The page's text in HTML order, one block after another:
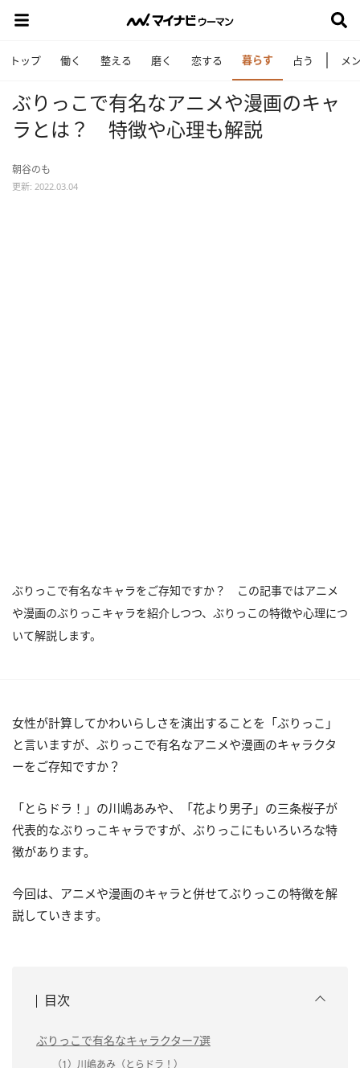
トップ 働く 整える 磨く 恋する 暮らす 占う メ
ぶりっこで有名なアニメや漫画のキャ
ラとは？ 特徴や心理も解説
朝谷のも
更新: 2022.03.04
ぶりっこで有名なキャラをご存知ですか？ この記事ではアニメ
や漫画のぶりっこキャラを紹介しつつ、ぶりっこの特徴や心理につ
いて解説します。
女性が計算してかわいらしさを演出することを「ぶりっこ」
と言いますが、ぶりっこで有名なアニメや漫画のキャラクタ
ーをご存知ですか？
「とらドラ！」の川嶋あみや、「花より男子」の三条桜子が
代表的なぶりっこキャラですが、ぶりっこにもいろいろな特
徴があります。
今回は、アニメや漫画のキャラと併せてぶりっこの特徴を解
説していきます。
目次
ぶりっこで有名なキャラクター7選
（1）川嶋あみ（とらドラ！）